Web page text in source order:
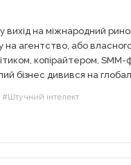
вихід на міжнародний
агентство, або власного
копірайтером, SMM-
бізнес дивився на
#Штучний інтелект